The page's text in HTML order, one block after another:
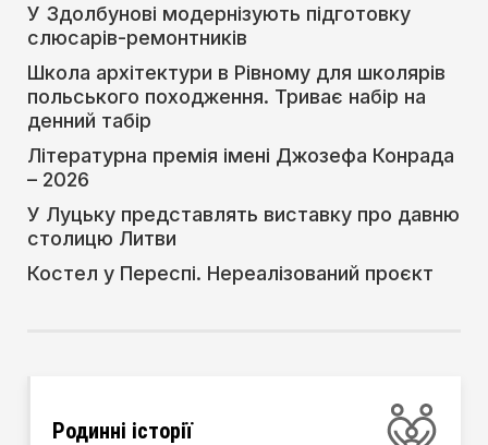
У Здолбунові модернізують підготовку
слюсарів-ремонтників
Школа архітектури в Рівному для школярів
польського походження. Триває набір на
денний табір
Літературна премія імені Джозефа Конрада
– 2026
У Луцьку представлять виставку про давню
столицю Литви
Костел у Переспі. Нереалізований проєкт
Родинні історії